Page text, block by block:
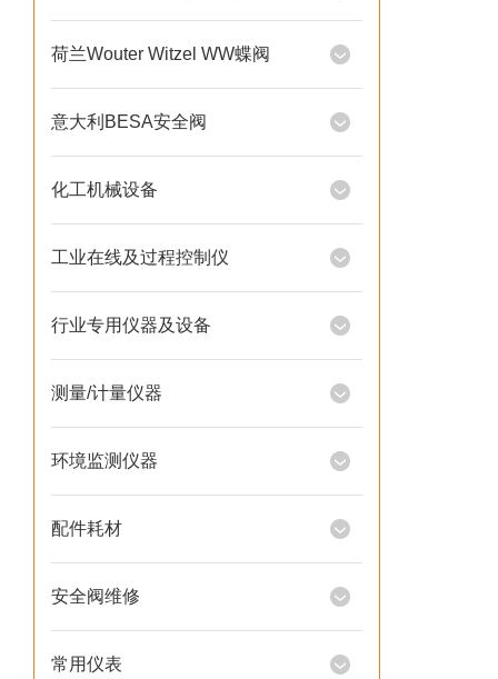
荷兰Wouter Witzel WW蝶阀
意大利BESA安全阀
化工机械设备
工业在线及过程控制仪
行业专用仪器及设备
测量/计量仪器
环境监测仪器
配件耗材
安全阀维修
常用仪表